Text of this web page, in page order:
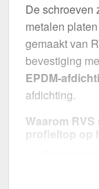
De schroeven
metalen
gemaakt van
bevestiging
EPDM-
afdichting.
Waarom
profieltop op